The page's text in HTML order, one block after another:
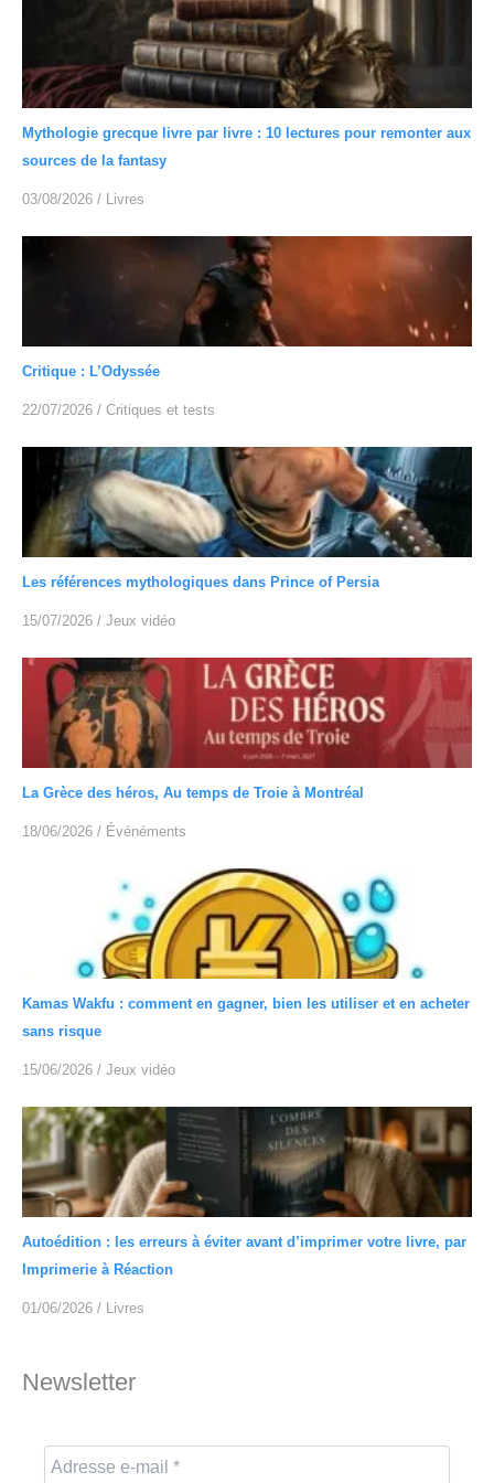
Mythologie grecque livre par livre : 10 lectures pour remonter aux
sources de la fantasy
03/08/2026 / Livres
Critique : L’Odyssée
22/07/2026 / Critiques et tests
Les références mythologiques dans Prince of Persia
15/07/2026 / Jeux vidéo
La Grèce des héros, Au temps de Troie à Montréal
18/06/2026 / Événéments
Kamas Wakfu : comment en gagner, bien les utiliser et en acheter
sans risque
15/06/2026 / Jeux vidéo
Autoédition : les erreurs à éviter avant d’imprimer votre livre, par
Imprimerie à Réaction
01/06/2026 / Livres
Newsletter